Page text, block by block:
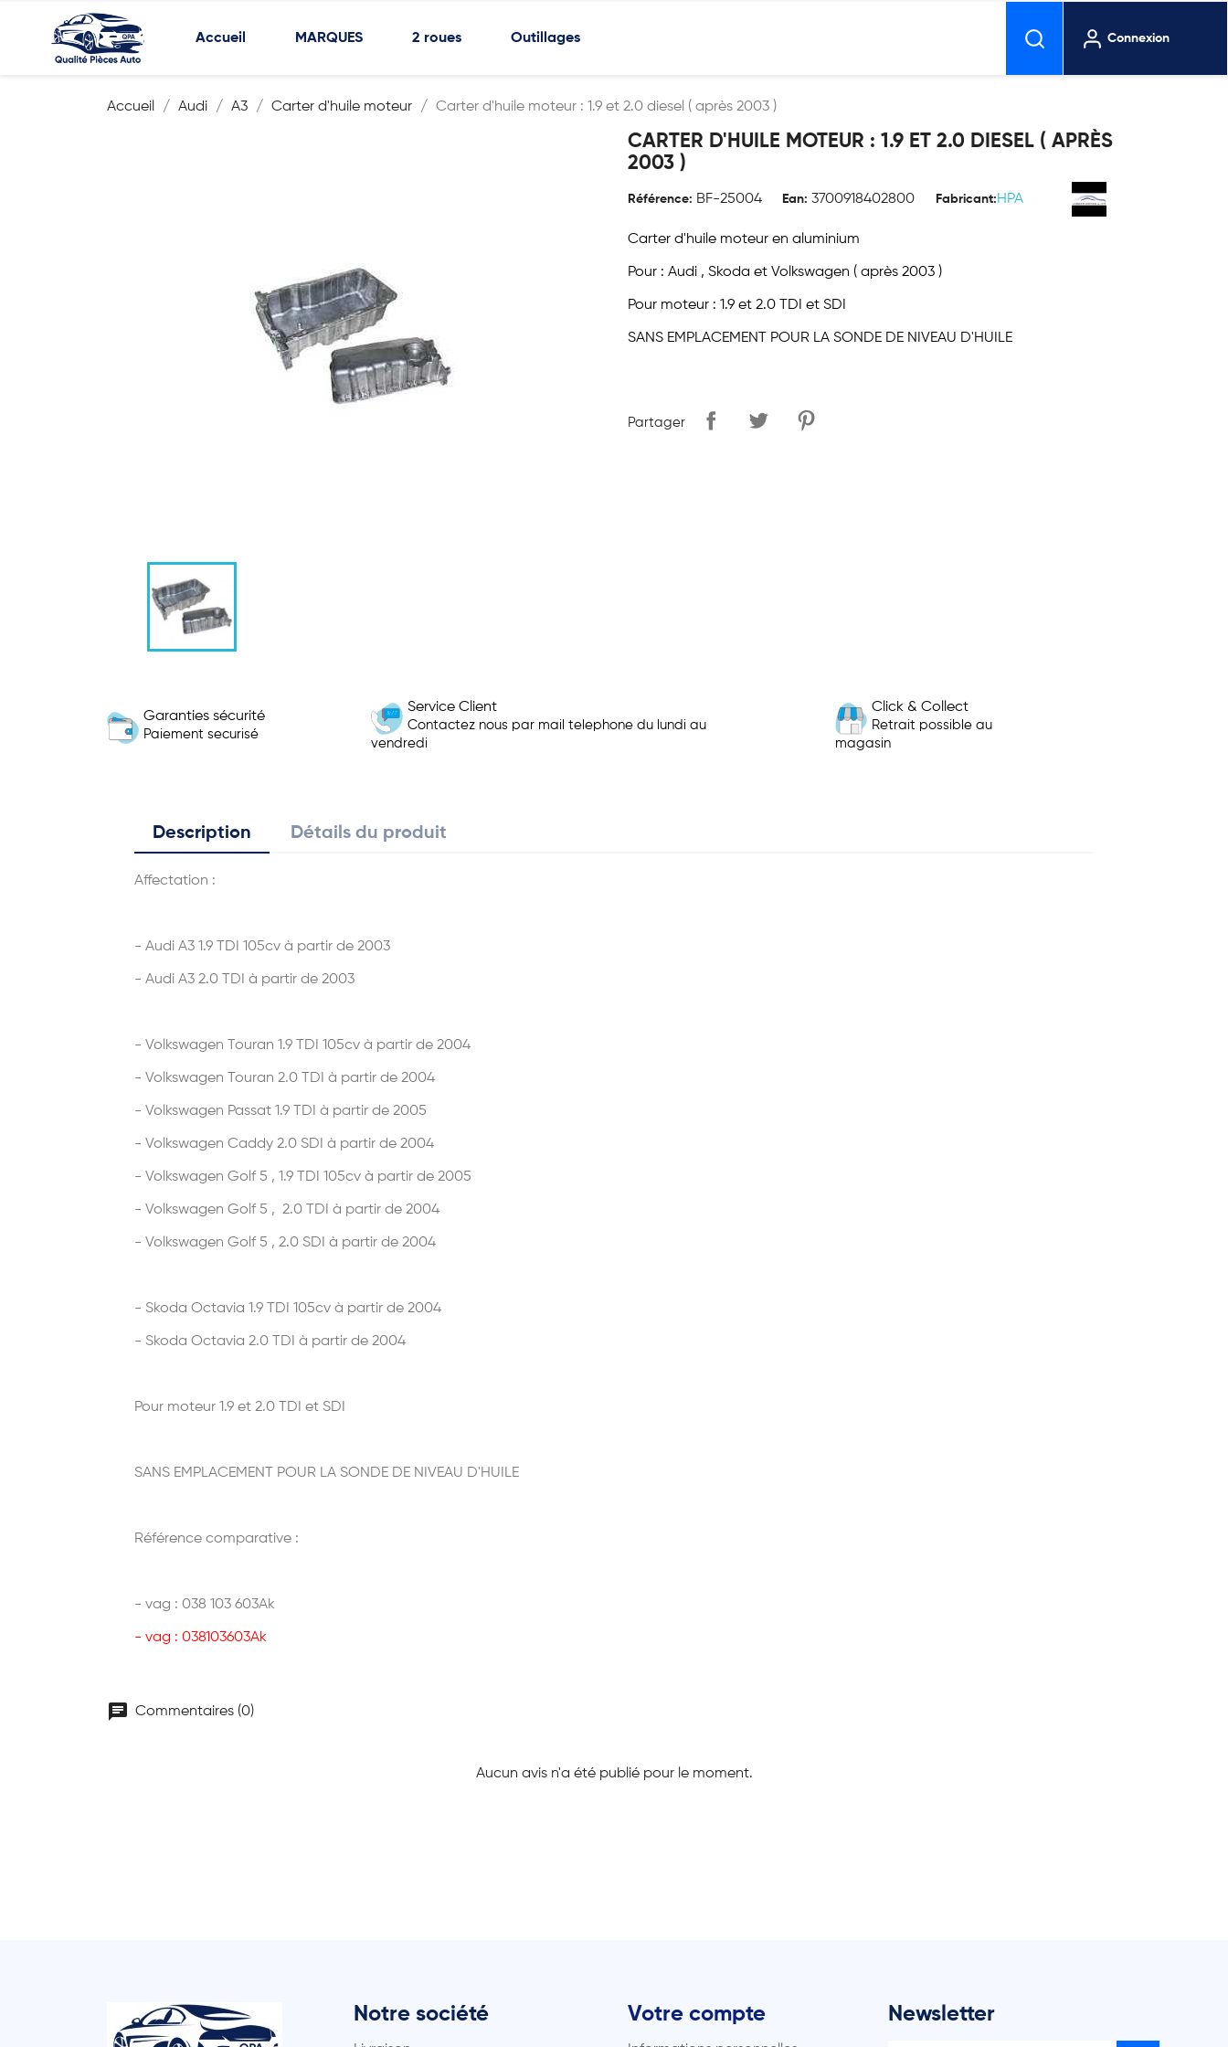
Accueil MARQUES 2 roues Outillages Connexion
Accueil Audi A3 Carter d'huile moteur Carter d'huile moteur : 1.9 et 2.0 diesel ( après 2003 )
CARTER D'HUILE MOTEUR : 1.9 ET 2.0 DIESEL ( APRÈS
2003 )
Référence: BF-25004 Ean: 3700918402800 Fabricant: HPA
Carter d'huile moteur en aluminium
Pour : Audi , Skoda et Volkswagen ( après 2003 )
Pour moteur : 1.9 et 2.0 TDI et SDI
SANS EMPLACEMENT POUR LA SONDE DE NIVEAU D'HUILE
Partager
Garanties sécurité
Paiement securisé
Service Client
Contactez nous par mail telephone du lundi au
vendredi
Click & Collect
Retrait possible au
magasin
Description Détails du produit
Affectation :
- Audi A3 1.9 TDI 105cv à partir de 2003
- Audi A3 2.0 TDI à partir de 2003
- Volkswagen Touran 1.9 TDI 105cv à partir de 2004
- Volkswagen Touran 2.0 TDI à partir de 2004
- Volkswagen Passat 1.9 TDI à partir de 2005
- Volkswagen Caddy 2.0 SDI à partir de 2004
- Volkswagen Golf 5 , 1.9 TDI 105cv à partir de 2005
- Volkswagen Golf 5 , 2.0 TDI à partir de 2004
- Volkswagen Golf 5 , 2.0 SDI à partir de 2004
- Skoda Octavia 1.9 TDI 105cv à partir de 2004
- Skoda Octavia 2.0 TDI à partir de 2004
Pour moteur 1.9 et 2.0 TDI et SDI
SANS EMPLACEMENT POUR LA SONDE DE NIVEAU D'HUILE
Référence comparative :
- vag : 038 103 603Ak
- vag : 038103603Ak
chat Commentaires (0)
Aucun avis n'a été publié pour le moment.
Notre société Votre compte Newsletter